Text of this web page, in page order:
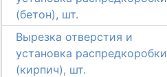
(бетон), шт.
Вырезка отверстия и
установка распредкоробки
(кирпич), шт.